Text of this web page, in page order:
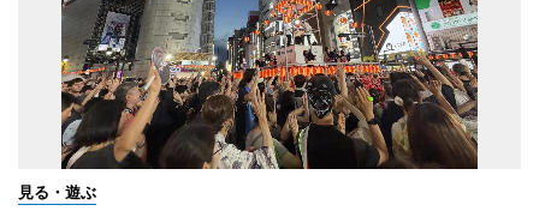
見る・遊ぶ